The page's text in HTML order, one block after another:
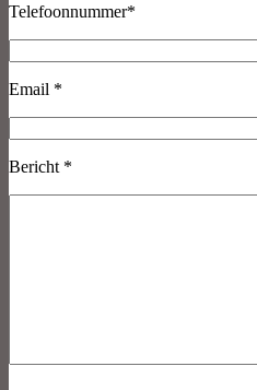
Telefoonnummer*
Email *
Bericht *